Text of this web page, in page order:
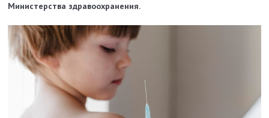
Министерства здравоохранения.